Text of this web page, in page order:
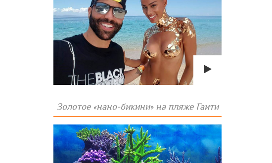
Золотое «нано-бикини» на пляже Гаити